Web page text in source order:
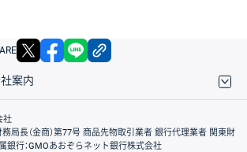
X facebook
社案内
ついて
社
局長（金商）第77号 商品先物取引業者 銀行代理業者 関東財
銀行：GMOあおぞらネット銀行株式会社